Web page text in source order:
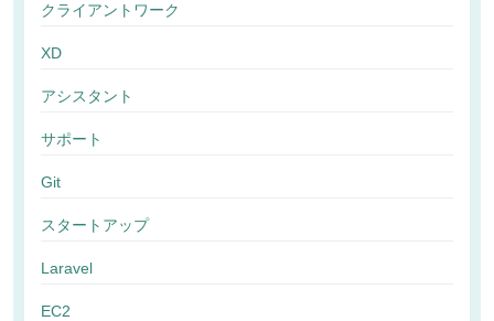
クライアントワーク
XD
アシスタント
サポート
Git
スタートアップ
Laravel
EC2